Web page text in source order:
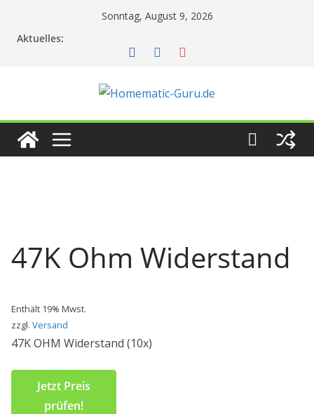
Sonntag, August 9, 2026
Aktuelles:
47K Ohm Widerstand
Enthält 19% Mwst.
zzgl. Versand
47K OHM Widerstand (10x)
Jetzt Preis
prüfen!